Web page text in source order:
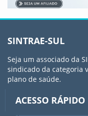
SINTRAE-SUL
Seja um associado da
sindicado da categoria
plano de saúde.
ACESSO RÁPIDO